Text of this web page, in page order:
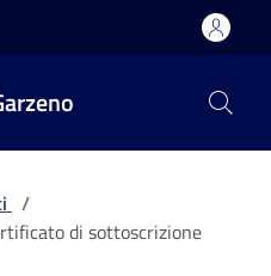
/
di sottoscrizione